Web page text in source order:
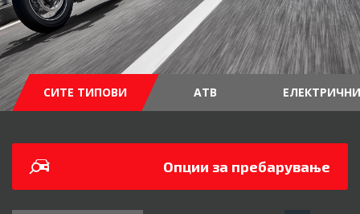
СИТЕ ТИПОВИ АТВ ЕЛЕКТРИЧНИ
Опции за пребарување